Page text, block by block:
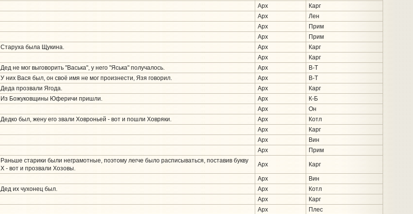
Арх
Карг
Арх
Лен
Арх
Прим
Арх
Прим
Старуха была Щукина. Арх
Карг
Арх
Карг
Дед не мог выговорить "Васька", у него "Яська" получалось. Арх
В-Т
У них Вася был, он своё имя не мог произнести, Язя говорил. Арх
В-Т
Деда прозвали Ягода. Арх
Карг
Из Божуковщины Юферичи пришли. Арх
К-Б
Арх
Он
Дедко был, жену его звали Ховроньей - вот и пошли Ховряки. Арх
Котл
Арх
Карг
Арх
Вин
Арх Прим
Раньше старики были неграмотные, поэтому легче было расписываться, поставив букву
Х - вот и прозвали Хозовы.
Арх Карг
Арх
Вин
Дед их чухонец был. Арх
Котл
Арх
Карг
Арх
Плес